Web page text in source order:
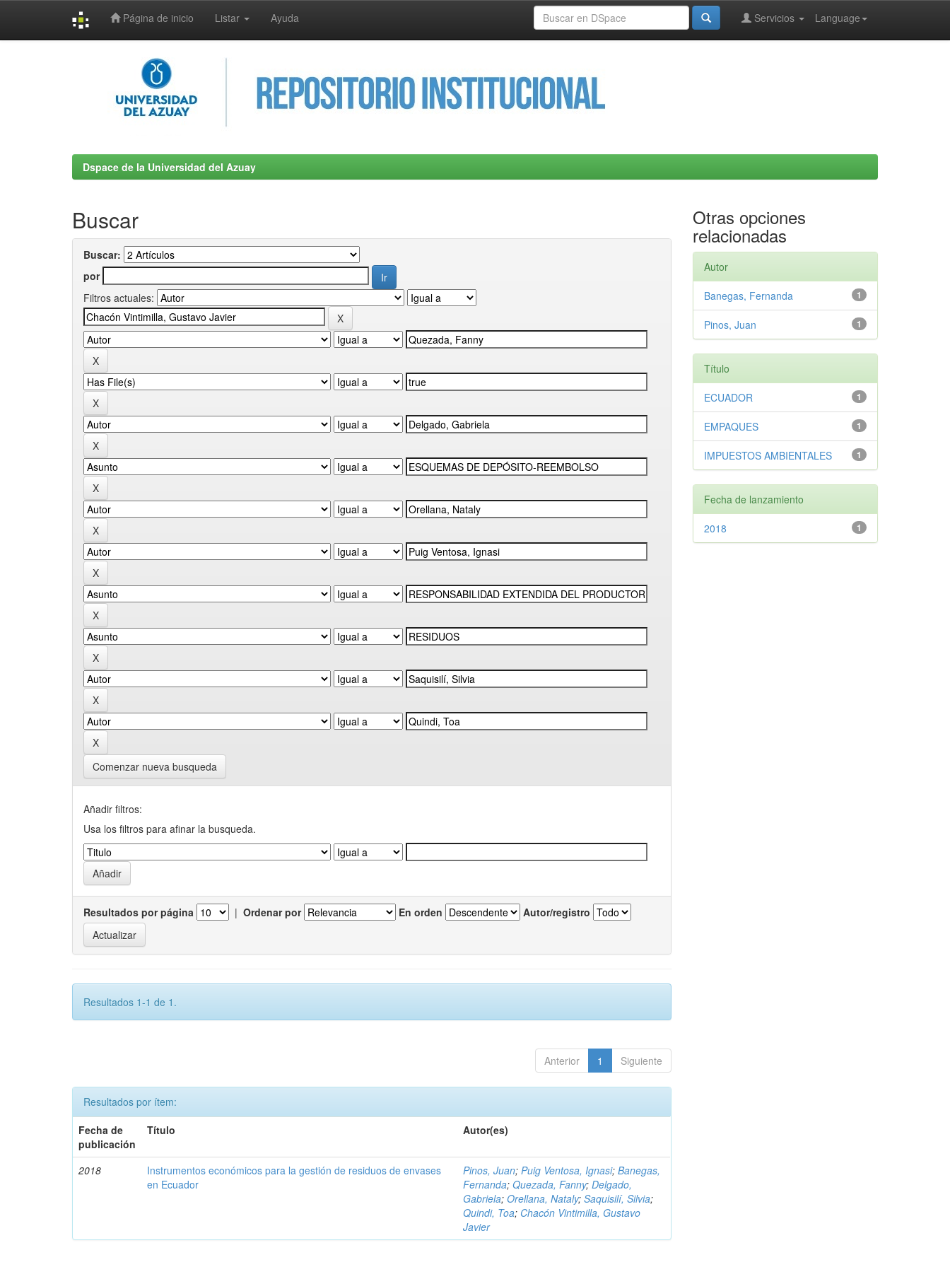
Página de inicio Listar Ayuda Language
Servicios
Dspace de la Universidad del Azuay
Buscar
Buscar:
por
Filtros actuales:
Comenzar nueva busqueda
Añadir filtros:
Usa los filtros para afinar la busqueda.
Resultados por página | Ordenar por En orden Autor/registro
Resultados 1-1 de 1.
Anterior 1 Siguiente
Resultados por ítem:
Fecha de
publicación
Título Autor(es)
2018
Instrumentos económicos para la gestión de residuos de envases
en Ecuador
Pinos, Juan;Puig Ventosa, Ignasi;Banegas,
Fernanda;Quezada, Fanny;Delgado,
Gabriela;Orellana, Nataly;Saquisilí, Silvia;
Quindi, Toa; Chacón Vintimilla, Gustavo
Javier
Otras opciones
relacionadas
Autor
1
Banegas, Fernanda
1
Pinos, Juan
Título
1
ECUADOR
1
EMPAQUES
1
IMPUESTOS AMBIENTALES
Fecha de lanzamiento
1
2018